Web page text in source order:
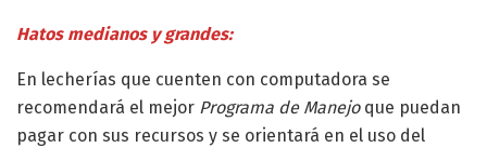
Hatos medianos y grandes:
En lecherías que cuenten con computadora se
recomendará el mejor Programa de Manejo que puedan
pagar con sus recursos y se orientará en el uso del